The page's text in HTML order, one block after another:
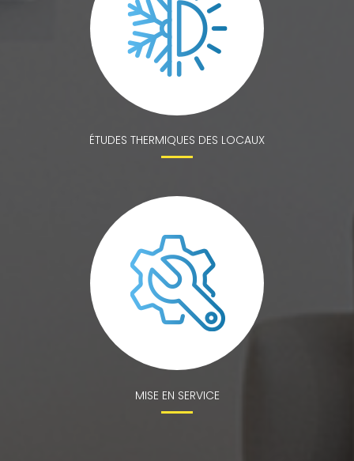
ÉTUDES THERMIQUES DES LOCAUX
MISE EN SERVICE